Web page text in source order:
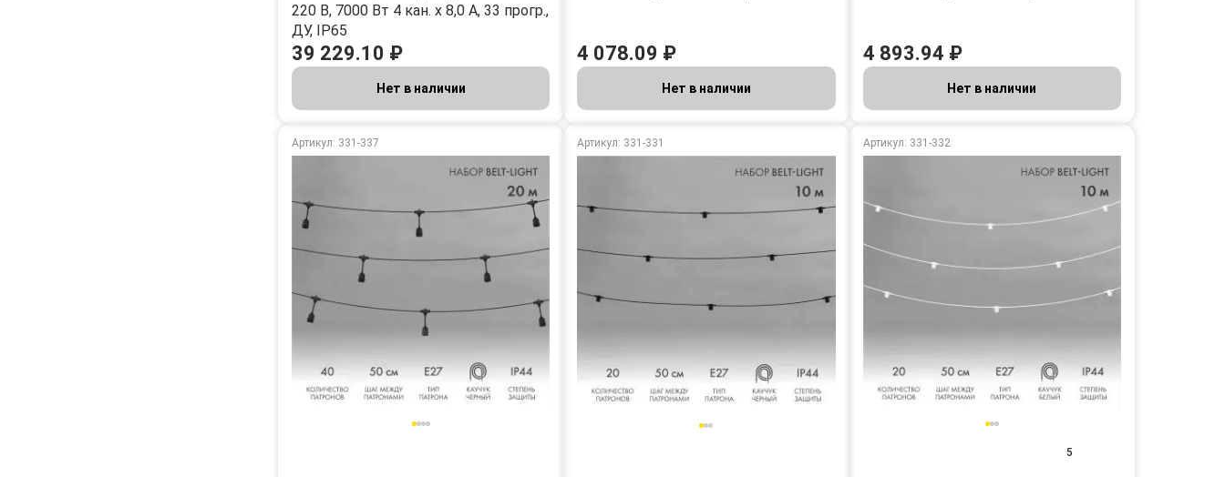
220 В, 7000 Вт 4 кан. х 8,0 А, 33 прогр.,
ДУ, IP65
39 229.10 ₽
Нет в наличии
4 078.09 ₽
Нет в наличии
4 893.94 ₽
Нет в наличии
Артикул: 331-337 Артикул: 331-331 Артикул: 331-332
5